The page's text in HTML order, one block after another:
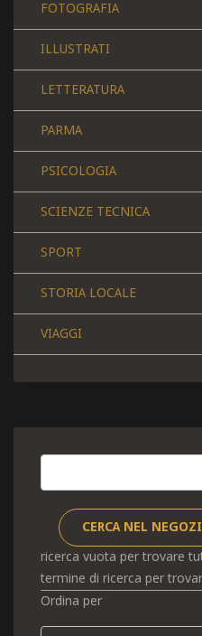
FOTOGRAFIA
ILLUSTRATI
LETTERATURA
PARMA
PSICOLOGIA
SCIENZE TECNICA
SPORT
STORIA LOCALE
VIAGGI
ricerca vuota per trovare
termine di ricerca per
Ordina per